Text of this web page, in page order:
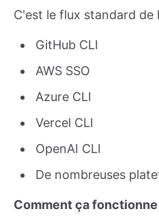
C'est le flux standard de
GitHub CLI
AWS SSO
Azure CLI
Vercel CLI
OpenAI CLI
De nombreuses
Comment ça fonctionne